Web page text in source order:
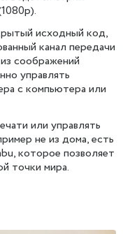
исходный код,
канал передачи
соображений
управлять
с компьютера или
или управлять
не из дома, есть
которое позволяет
точки мира.